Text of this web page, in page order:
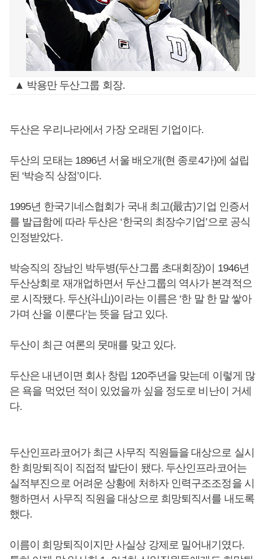
▲ 박용만 두산그룹 회장.
두산은 우리나라에서 가장 오래된 기업이다.
두산의 모태는 1896년 서울 배오개(현 종로4가)에 설립
된 ‘박승직 상점’이다.
1995년 한국기네스협회가 국내 최고(最古)기업 인증서
를 발급함에 따라 두산은 ‘한국의 최장수기업’으로 공식
인정받았다.
박승직의 장남인 박두병(두산그룹 초대회장)이 1946년
두산상회로 재개업하면서 두산그룹의 역사가 본격적으
로 시작됐다. 두산(斗山)이라는 이름은 ‘한 말 한 말 쌓아
가며 산을 이룬다’는 뜻을 담고 있다.
두산이 최근 여론의 뭇매를 맞고 있다.
두산은 내년이면 회사 창립 120주년을 맞는데 이렇게 많
은 욕을 먹었던 적이 있었을까 싶을 정도로 비난이 거세
다.
두산인프라코어가 최근 사무직 직원들을 대상으로 실시
한 희망퇴직이 직접적 발단이 됐다. 두산인프라코어는
실적부진으로 어려운 상황에 처하자 인력구조조정을 시
행하면서 사무직 직원을 대상으로 희망퇴직서를 내도록
했다.
이름이 희망퇴직이지만 사실상 강제로 밀어내기였다.